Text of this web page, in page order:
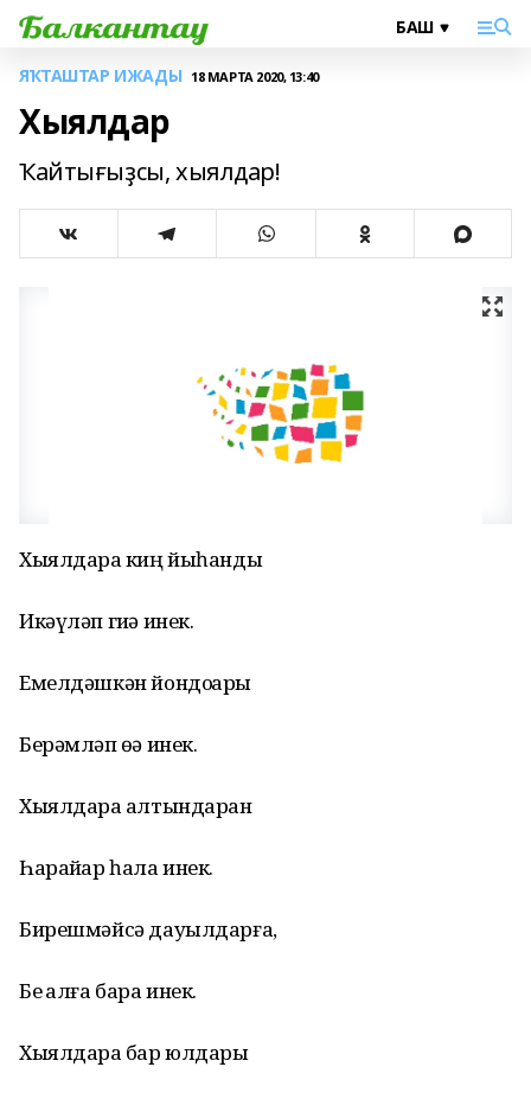
ЯҠТАШТАР ИЖАДЫ 18 МАРТА 2020, 13:40
Хыялдар
Ҡайтығыҙсы, хыялдар!
Хыялдарҙа киң йыһанды
Икәүләп гиҙә инек.
Емелдәшкән йондоҙҙарҙы
Берәмләп өҙә инек.
Хыялдарҙа алтындарҙан
Һарайҙар һала инек.
Бирешмәйсә дауылдарға,
Беҙ алға бара инек.
Хыялдарҙа бар юлдарҙы